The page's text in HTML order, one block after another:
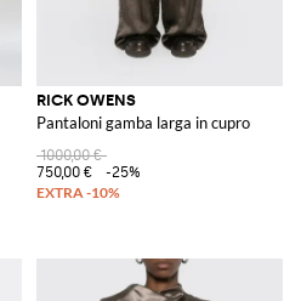
RICK OWENS
Pantaloni gamba larga in cupro
1000,00 €
750,00 €
-25%